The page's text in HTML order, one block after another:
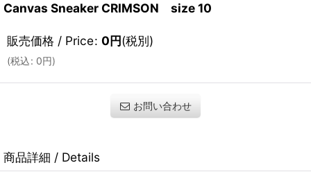
Canvas Sneaker CRIMSON size 10
販売価格 / Price: 0円(税別)
(税込: 0円)
お問い合わせ
商品詳細 / Details